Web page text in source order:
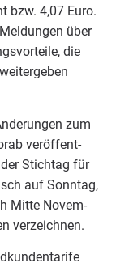
bzw. 4,07 Euro.
über
die
zum
ver­öf­fent­
Stich­tag für
auf Sonn­tag,
Mit­te Novem­
verzeichnen.